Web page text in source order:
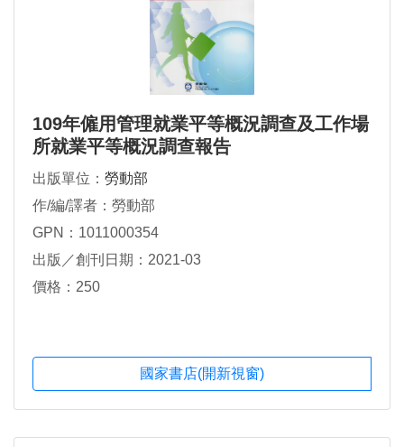
109年僱用管理就業平等概況調查及工作場
所就業平等概況調查報告
出版單位： 勞動部
作/編/譯者：勞動部
GPN：1011000354
出版／創刊日期：2021-03
價格：250
國家書店(開新視窗)